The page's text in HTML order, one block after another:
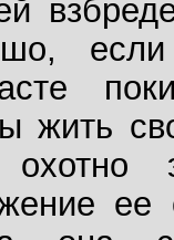
жить
охотно
ее